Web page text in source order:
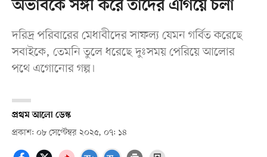
অভাবকে সঙ্গী করে তাদের এগিয়ে চলা
দরিদ্র পরিবারের মেধাবীদের সাফল্য যেমন গর্বিত করেছে
সবাইকে, তেমনি তুলে ধরেছে দুঃসময় পেরিয়ে আলোর
পথে এগোনোর গল্প।
প্রথম আলো ডেস্ক
প্রকাশ: ০৮ সেপ্টেম্বর ২০২৫, ০৭: ১৪